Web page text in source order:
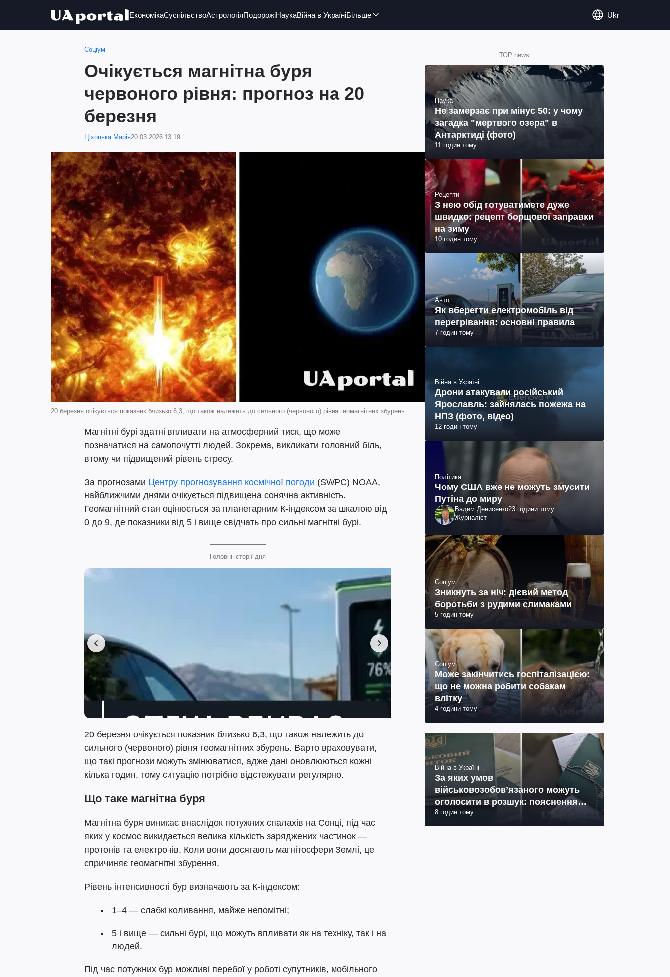
ЕкономікаСуспільствоАстрологіяПодорожіНаукаВійна в УкраїніБільше Ukr
Соціум
Очікується магнітна буря
червоного рівня: прогноз на 20
березня
Ціхоцька Марія20.03.2026 13:19
20 березня очікується показник близько 6,3, що також належить до сильного (червоного) рівня геомагнітних збурень
Магнітні бурі здатні впливати на атмосферний тиск, що може
позначатися на самопочутті людей. Зокрема, викликати головний біль,
втому чи підвищений рівень стресу.
За прогнозами Центру прогнозування космічної погоди (SWPC) NOAA,
найближчими днями очікується підвищена сонячна активність.
Геомагнітний стан оцінюється за планетарним К-індексом за шкалою від
0 до 9, де показники від 5 і вище свідчать про сильні магнітні бурі.
Головні історії дня
20 березня очікується показник близько 6,3, що також належить до
сильного (червоного) рівня геомагнітних збурень. Варто враховувати,
що такі прогнози можуть змінюватися, адже дані оновлюються кожні
кілька годин, тому ситуацію потрібно відстежувати регулярно.
Що таке магнітна буря
Магнітна буря виникає внаслідок потужних спалахів на Сонці, під час
яких у космос викидається велика кількість заряджених частинок —
протонів та електронів. Коли вони досягають магнітосфери Землі, це
спричиняє геомагнітні збурення.
Рівень інтенсивності бур визначають за К-індексом:
1–4 — слабкі коливання, майже непомітні;
5 і вище — сильні бурі, що можуть впливати як на техніку, так і на
людей.
Під час потужних бур можливі перебої у роботі супутників, мобільного
TOP news
Наука
Не замерзає при мінус 50: у чому
загадка "мертвого озера" в
Антарктиді (фото)
11 годин тому
Рецепти
З нею обід готуватимете дуже
швидко: рецепт борщової заправки
на зиму
10 годин тому
Авто
Як вберегти електромобіль від
перегрівання: основні правила
7 годин тому
Війна в Україні
Дрони атакували російський
Ярославль: зайнялась пожежа на
НПЗ (фото, відео)
12 годин тому
Політика
Чому США вже не можуть змусити
Путіна до миру
Вадим Денисенко23 години тому
Журналіст
Соціум
Зникнуть за ніч: дієвий метод
боротьби з рудими слимаками
5 годин тому
Соціум
Може закінчитись госпіталізацією:
що не можна робити собакам
влітку
4 години тому
Війна в Україні
За яких умов
військовозобов’язаного можуть
оголосити в розшук: пояснення
юриста
8 годин тому